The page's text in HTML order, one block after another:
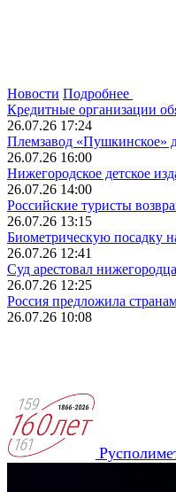
Новости Подробнее
Кредитные организации
26.07.26 17:24
Племзавод «Пушкинское»
26.07.26 16:00
Нижегородское детское
26.07.26 14:00
Российские туристы
26.07.26 13:15
Биометрическую посадку
26.07.26 12:41
Суд арестовал
26.07.26 12:25
Россия предложила
26.07.26 10:08